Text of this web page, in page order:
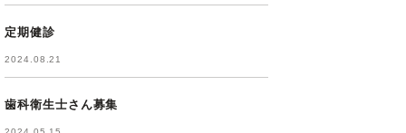
定期健診
2024.08.21
歯科衛生士さん募集